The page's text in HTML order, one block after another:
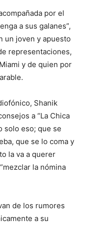
por el
a sus galanes”,
un joven y apuesto
representaciones,
y de quien por
Shanik
a “La Chica
solo eso; que se
que se lo coma y
la va a querer
la nómina
de los rumores
a su